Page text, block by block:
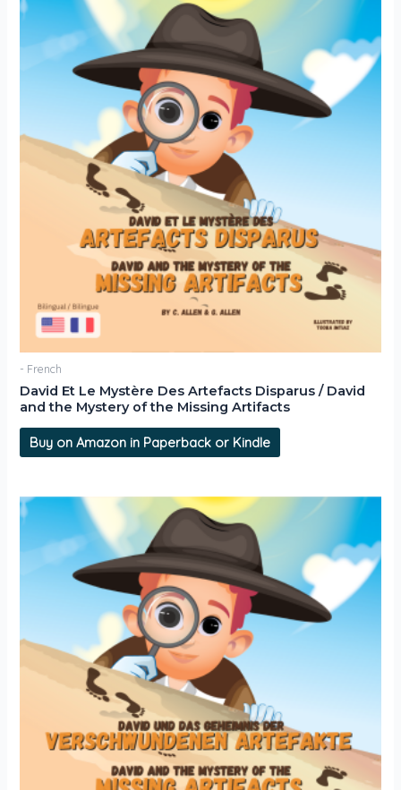
- French
David Et Le Mystère Des Artefacts Disparus / David
and the Mystery of the Missing Artifacts
Buy on Amazon in Paperback or Kindle